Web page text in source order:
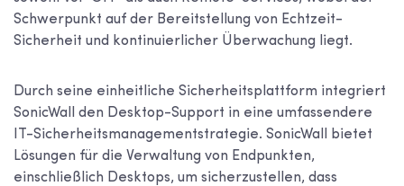
Schwerpunkt auf der Bereitstellung von Echtzeit-
Sicherheit und kontinuierlicher Überwachung liegt.
Durch seine einheitliche Sicherheitsplattform integriert
SonicWall den Desktop-Support in eine umfassendere
IT-Sicherheitsmanagementstrategie. SonicWall bietet
Lösungen für die Verwaltung von Endpunkten,
einschließlich Desktops, um sicherzustellen, dass